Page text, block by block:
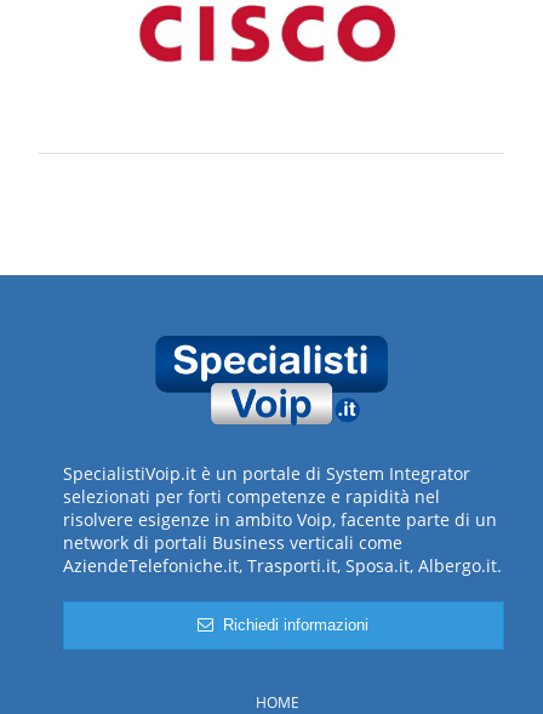
SpecialistiVoip.it è un portale di System Integrator
selezionati per forti competenze e rapidità nel
risolvere esigenze in ambito Voip, facente parte di un
network di portali Business verticali come
AziendeTelefoniche.it, Trasporti.it, Sposa.it, Albergo.it.
Richiedi informazioni
HOME